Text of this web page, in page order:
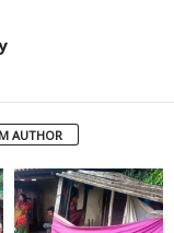
AUTHOR